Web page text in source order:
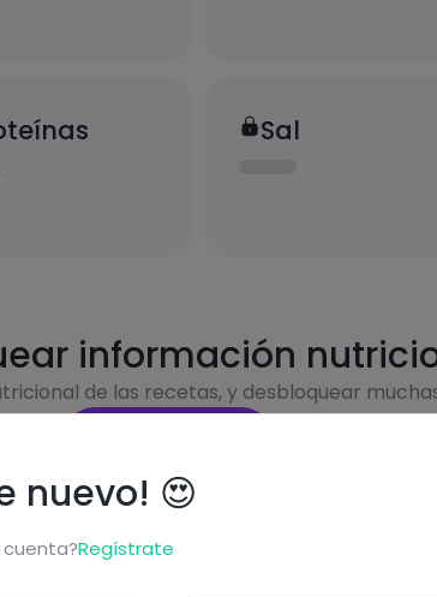
Sal
información
de las recetas, y desbloquear
nuevo! 😍
cuenta?Regístrate